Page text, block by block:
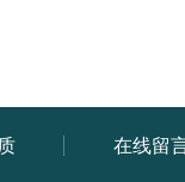
在线留